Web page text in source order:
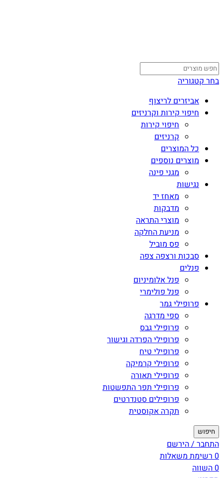
בחר קטגוריה
אביזרים לריצוף
חיפוי קירות וקרניזים
חיפוי קירות
קרניזים
כל המוצרים
מוצרים נוספים
מגני פינה
נגישות
מאחז יד
מדבקות
מוצרי התראה
מניעת החלקה
פס מוביל
סבכות ורצפה צפה
פנלים
פנל אלומיניום
פנל פולימרי
פרופילי גמר
ספי מדרגה
פרופילי גבס
פרופילי הפרדה וגישור
פרופילי טיח
פרופילי קרמיקה
פרופילי תאורה
פרופילי תפר התפשטות
פרופילים סטנדרטים
תקרה אקוסטית
חיפוש
התחבר / הירשם
0רשימת משאלות
0השווה